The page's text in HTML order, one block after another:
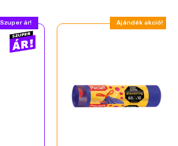
Szuper ár! Ajándék akció!